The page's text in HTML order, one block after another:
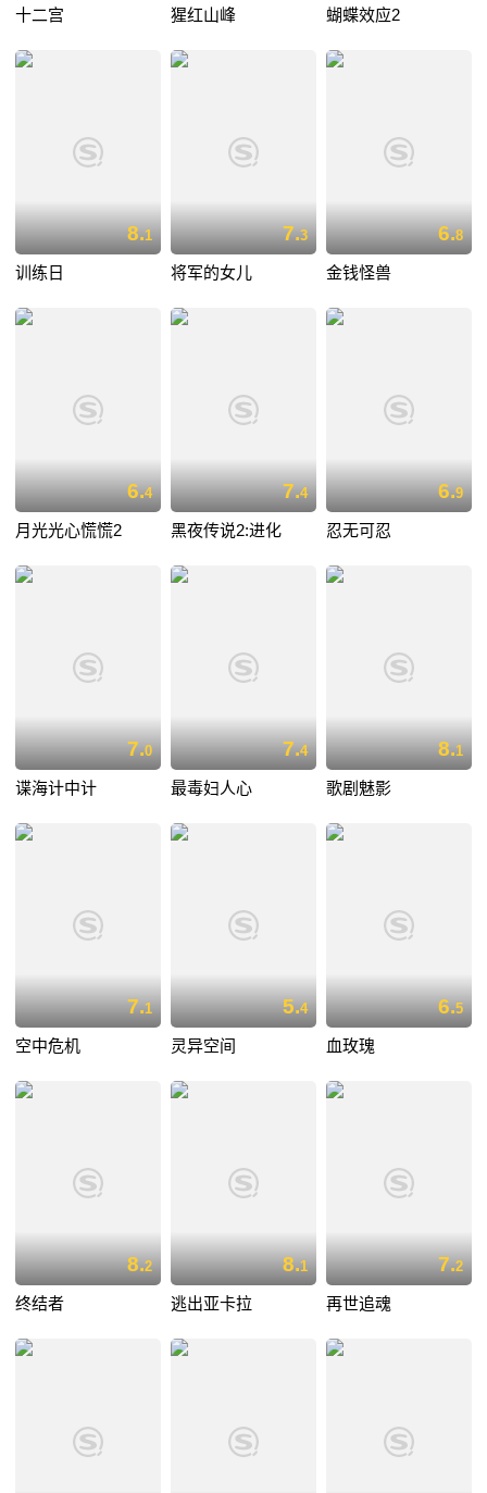
十二宫 猩红山峰 蝴蝶效应2
8.1
训练日
7.3
将军的女儿
6.8
金钱怪兽
6.4
月光光心慌慌2
7.4
黑夜传说2:进化
6.9
忍无可忍
7.0
谍海计中计
7.4
最毒妇人心
8.1
歌剧魅影
7.1
空中危机
5.4
灵异空间
6.5
血玫瑰
8.2
终结者
8.1
逃出亚卡拉
7.2
再世追魂